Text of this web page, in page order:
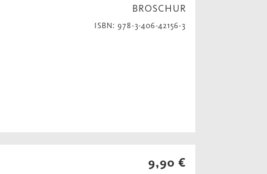
BROSCHUR
ISBN: 978-3-406-42156-3
9,90 €